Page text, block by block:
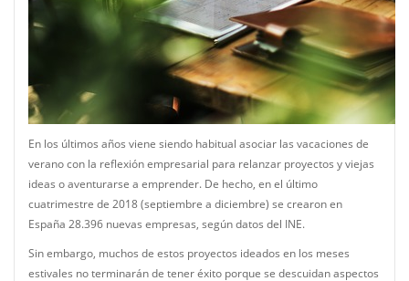
En los últimos años viene siendo habitual asociar las vacaciones de
verano con la reflexión empresarial para relanzar proyectos y viejas
ideas o aventurarse a emprender. De hecho, en el último
cuatrimestre de 2018 (septiembre a diciembre) se crearon en
España 28.396 nuevas empresas, según datos del INE.
Sin embargo, muchos de estos proyectos ideados en los meses
estivales no terminarán de tener éxito porque se descuidan aspectos